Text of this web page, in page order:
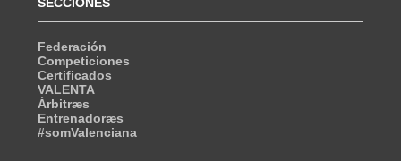
Federación
Competiciones
Certificados
VALENTA
Árbitræs
Entrenadoræs
#somValenciana